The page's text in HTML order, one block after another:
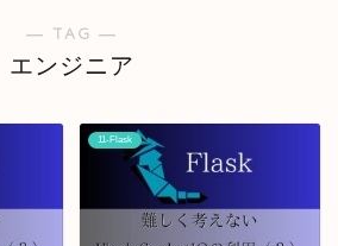
― TAG ―
エンジニア
11-Flask